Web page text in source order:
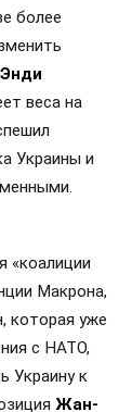
более
Энди
веса на
Украины и
«коалиции
Макрона,
которая уже
с НАТО,
Украину к
Жан-